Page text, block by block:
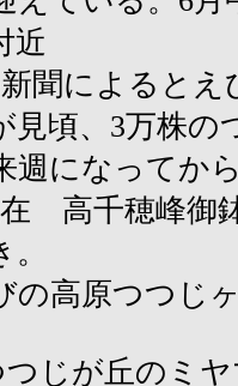
近
聞によると
見頃、3万株
週になってか
高千穂峰御
原つつじヶ丘
つじが丘のミ